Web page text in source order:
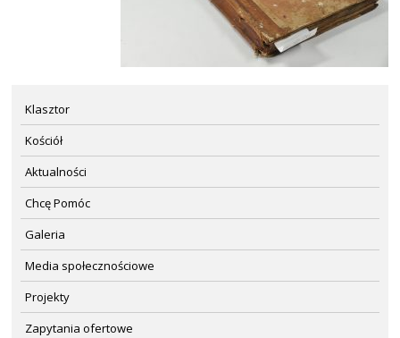
Klasztor
Kościół
Aktualności
Chcę Pomóc
Galeria
Media społecznościowe
Projekty
Zapytania ofertowe